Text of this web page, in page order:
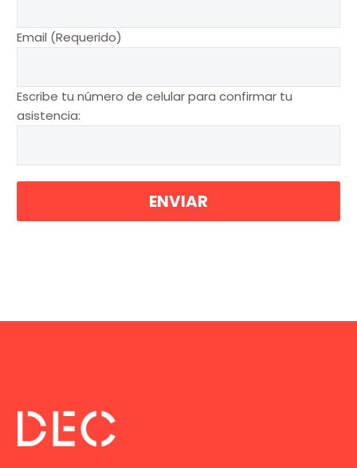
Email (Requerido)
Escribe tu número de celular para confirmar tu
asistencia: